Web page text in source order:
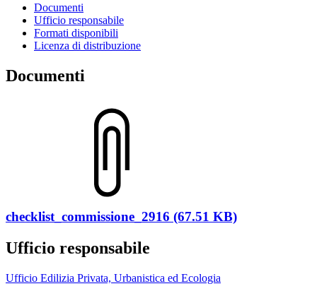
Documenti
Ufficio responsabile
Formati disponibili
Licenza di distribuzione
Documenti
checklist_commissione_2916 (67.51 KB)
Ufficio responsabile
Ufficio Edilizia Privata, Urbanistica ed Ecologia